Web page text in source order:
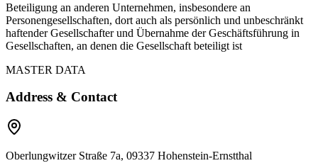
Beteiligung an anderen Unternehmen, insbesondere an
Personengesellschaften, dort auch als persönlich und unbeschränkt
haftender Gesellschafter und Übernahme der Geschäftsführung in
Gesellschaften, an denen die Gesellschaft beteiligt ist
MASTER DATA
Address & Contact
Oberlungwitzer Straße 7a, 09337 Hohenstein-Ernstthal